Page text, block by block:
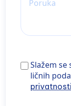
Slažem se
podataka
Slažem
ličnih
privatnosti